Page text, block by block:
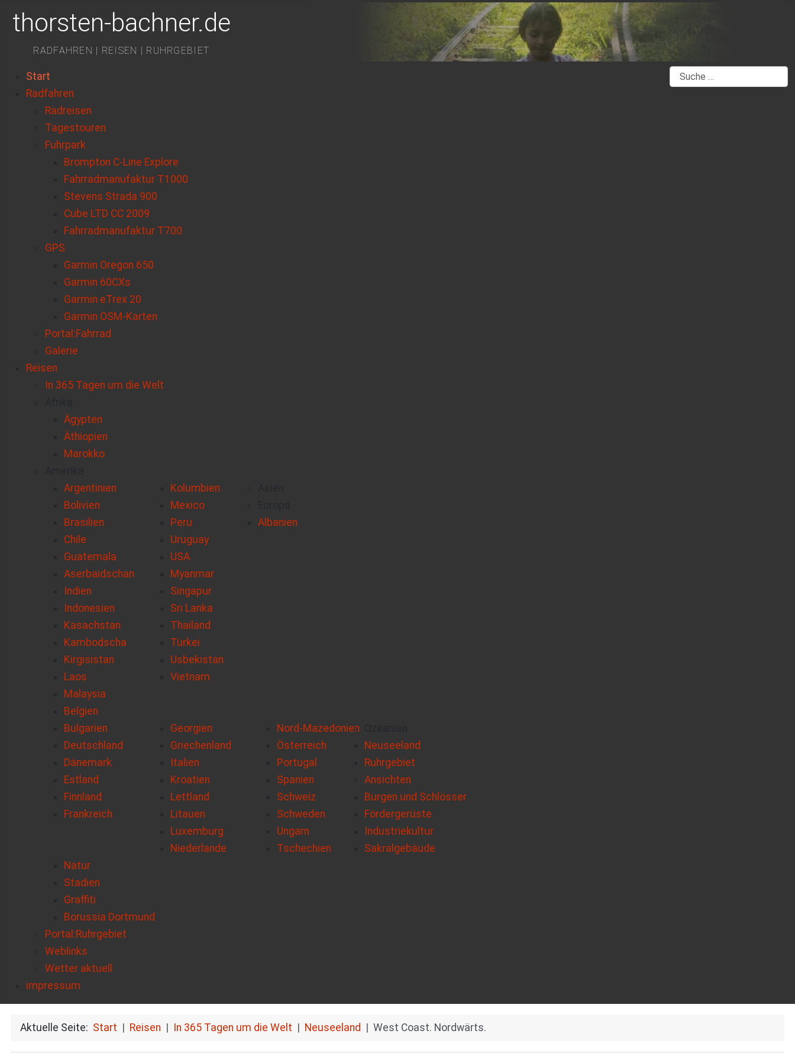
thorsten-bachner.de
RADFAHREN | REISEN | RUHRGEBIET
Start
Radfahren
Radreisen
Tagestouren
Fuhrpark
Brompton C-Line Explore
Fahrradmanufaktur T1000
Stevens Strada 900
Cube LTD CC 2009
Fahrradmanufaktur T700
GPS
Garmin Oregon 650
Garmin 60CXs
Garmin eTrex 20
Garmin OSM-Karten
Portal:Fahrrad
Galerie
Reisen
In 365 Tagen um die Welt
Ägypten
Äthiopien
Marokko
Argentinien
Bolivien
Brasilien
Chile
Guatemala
Kolumbien
Mexico
Peru
Uruguay
USA
Aserbaidschan
Indien
Indonesien
Kasachstan
Kambodscha
Kirgisistan
Laos
Malaysia
Myanmar
Singapur
Sri Lanka
Thailand
Türkei
Usbekistan
Vietnam
Albanien
Belgien
Bulgarien
Deutschland
Dänemark
Estland
Finnland
Frankreich
Georgien
Griechenland
Italien
Kroatien
Lettland
Litauen
Luxemburg
Niederlande
Nord-Mazedonien
Österreich
Portugal
Spanien
Schweiz
Schweden
Ungarn
Tschechien
Neuseeland
Ruhrgebiet
Ansichten
Burgen und Schlösser
Fördergerüste
Industriekultur
Sakralgebäude
Natur
Stadien
Graffiti
Borussia Dortmund
Portal:Ruhrgebiet
Weblinks
Wetter aktuell
impressum
Suchen
Aktuelle Seite: Start Reisen In 365 Tagen um die Welt Neuseeland West Coast. Nordwärts.